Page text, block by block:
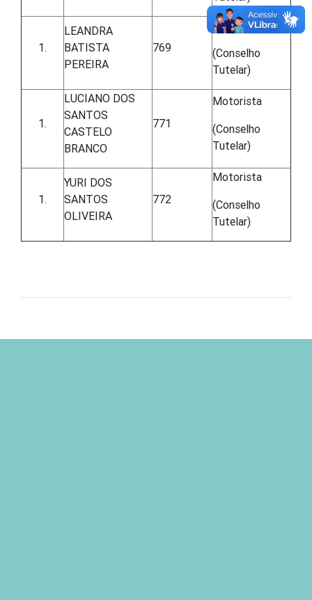
LEANDRA
BATISTA
PEREIRA
769
Motorista
(Conselho
Tutelar)
LUCIANO DOS
SANTOS
CASTELO
BRANCO
771
Motorista
(Conselho
Tutelar)
YURI DOS
SANTOS
OLIVEIRA
772
Motorista
(Conselho
Tutelar)